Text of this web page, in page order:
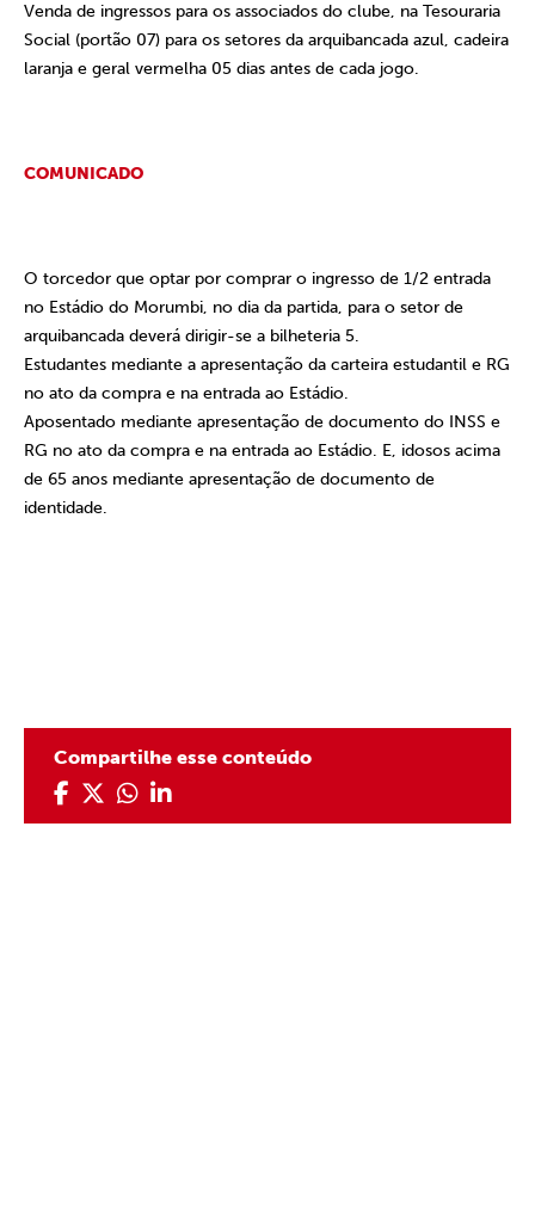
Venda de ingressos para os associados do clube, na Tesouraria
Social (portão 07) para os setores da arquibancada azul, cadeira
laranja e geral vermelha 05 dias antes de cada jogo.
COMUNICADO
O torcedor que optar por comprar o ingresso de 1/2 entrada
no Estádio do Morumbi, no dia da partida, para o setor de
arquibancada deverá dirigir-se a bilheteria 5.
Estudantes mediante a apresentação da carteira estudantil e RG
no ato da compra e na entrada ao Estádio.
Aposentado mediante apresentação de documento do INSS e
RG no ato da compra e na entrada ao Estádio. E, idosos acima
de 65 anos mediante apresentação de documento de
identidade.
Compartilhe esse conteúdo